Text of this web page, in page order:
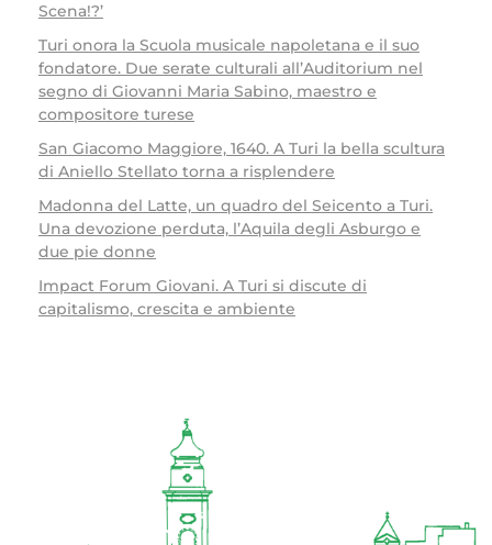
Scena!?’
Turi onora la Scuola musicale napoletana e il suo
fondatore. Due serate culturali all’Auditorium nel
segno di Giovanni Maria Sabino, maestro e
compositore turese
San Giacomo Maggiore, 1640. A Turi la bella scultura
di Aniello Stellato torna a risplendere
Madonna del Latte, un quadro del Seicento a Turi.
Una devozione perduta, l’Aquila degli Asburgo e
due pie donne
Impact Forum Giovani. A Turi si discute di
capitalismo, crescita e ambiente